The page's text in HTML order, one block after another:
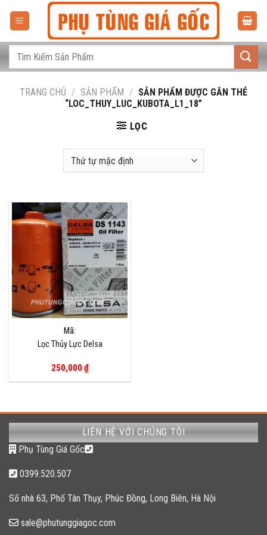
dungTìm
TRANG CHỦ / SẢN PHẨM / SẢN PHẨM ĐƯỢC GẮN THẺ
“LOC_THUY_LUC_KUBOTA_L1_18”
LỌC
Mã:
Lọc Thủy Lực Delsa
250,000₫
LIÊN HỆ VỚI CHÚNG TÔI
Phụ Tùng Giá Gốc
0399.520.507
Số nhà 63, Phố Tân Thụy, Phúc Đồng, Long Biên, Hà Nội
sale@phutunggiagoc.com